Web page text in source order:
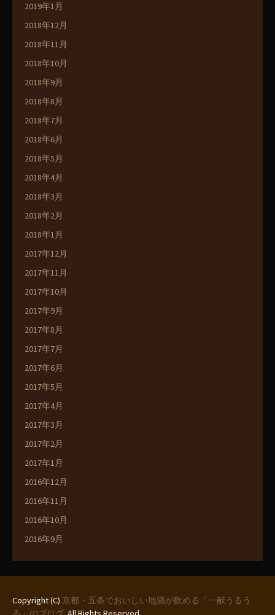
2019年1月
2018年12月
2018年11月
2018年10月
2018年9月
2018年8月
2018年7月
2018年6月
2018年5月
2018年4月
2018年3月
2018年2月
2018年1月
2017年12月
2017年11月
2017年10月
2017年9月
2017年8月
2017年7月
2017年6月
2017年5月
2017年4月
2017年3月
2017年2月
2017年1月
2016年12月
2016年11月
2016年10月
2016年9月
Copyright (C) 京都・五条でおいしい地酒が飲める「一献うるう